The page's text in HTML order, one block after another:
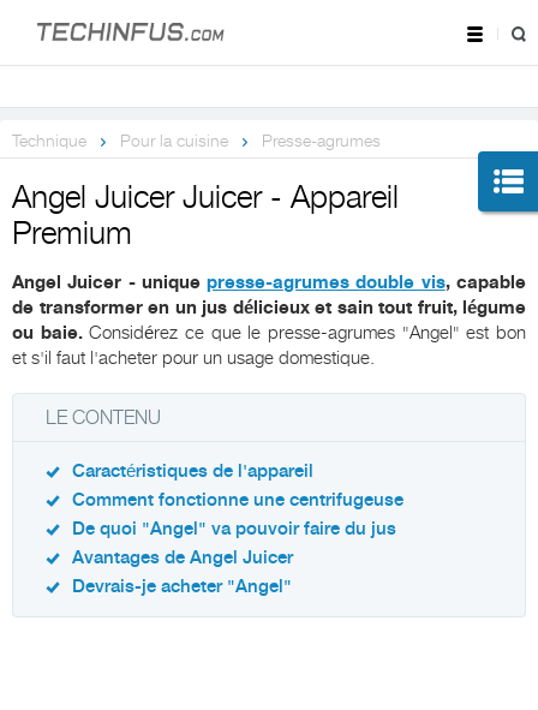
Technique Pour la cuisine Presse-agrumes
Angel Juicer Juicer - Appareil
Premium
Angel Juicer - uniquepresse-agrumes double vis, capable
de transformer en un jus délicieux et sain tout fruit, légume
ou baie.Considérez ce que le presse-agrumes "Angel" est bon
et s'il faut l'acheter pour un usage domestique.
LE CONTENU
Caractéristiques de l'appareil
Comment fonctionne une centrifugeuse
De quoi "Angel" va pouvoir faire du jus
Avantages de Angel Juicer
Devrais-je acheter "Angel"